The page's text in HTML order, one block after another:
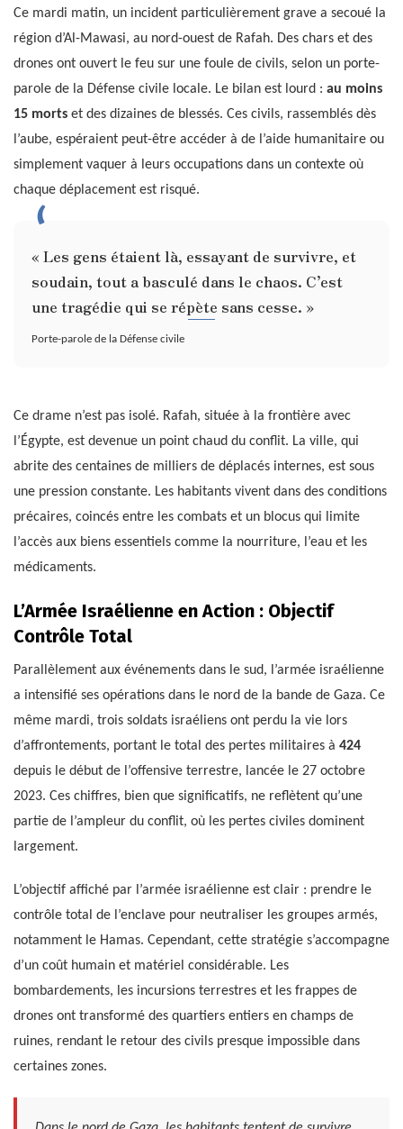
Ce mardi matin, un incident particulièrement grave a secoué la
région d’Al-Mawasi, au nord-ouest de Rafah. Des chars et des
drones ont ouvert le feu sur une foule de civils, selon un porte-
parole de la Défense civile locale. Le bilan est lourd : au moins
15 morts et des dizaines de blessés. Ces civils, rassemblés dès
l’aube, espéraient peut-être accéder à de l’aide humanitaire ou
simplement vaquer à leurs occupations dans un contexte où
chaque déplacement est risqué.
« Les gens étaient là, essayant de survivre, et
soudain, tout a basculé dans le chaos. C’est
une tragédie qui se répète sans cesse. »
Porte-parole de la Défense civile
Ce drame n’est pas isolé. Rafah, située à la frontière avec
l’Égypte, est devenue un point chaud du conflit. La ville, qui
abrite des centaines de milliers de déplacés internes, est sous
une pression constante. Les habitants vivent dans des conditions
précaires, coincés entre les combats et un blocus qui limite
l’accès aux biens essentiels comme la nourriture, l’eau et les
médicaments.
L’Armée Israélienne en Action : Objectif
Contrôle Total
Parallèlement aux événements dans le sud, l’armée israélienne
a intensifié ses opérations dans le nord de la bande de Gaza. Ce
même mardi, trois soldats israéliens ont perdu la vie lors
d’affrontements, portant le total des pertes militaires à 424
depuis le début de l’offensive terrestre, lancée le 27 octobre
2023. Ces chiffres, bien que significatifs, ne reflètent qu’une
partie de l’ampleur du conflit, où les pertes civiles dominent
largement.
L’objectif affiché par l’armée israélienne est clair : prendre le
contrôle total de l’enclave pour neutraliser les groupes armés,
notamment le Hamas. Cependant, cette stratégie s’accompagne
d’un coût humain et matériel considérable. Les
bombardements, les incursions terrestres et les frappes de
drones ont transformé des quartiers entiers en champs de
ruines, rendant le retour des civils presque impossible dans
certaines zones.